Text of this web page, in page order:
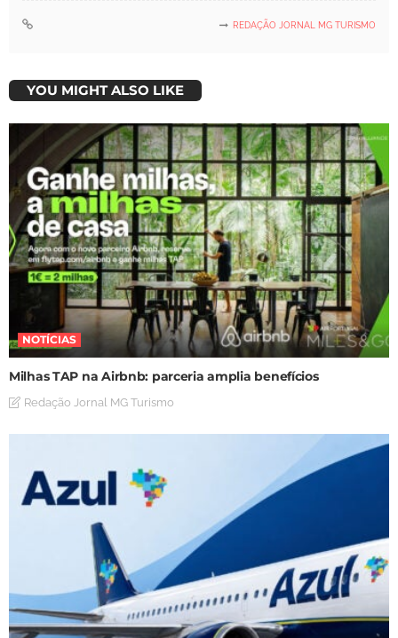
REDAÇÃO JORNAL MG TURISMO
YOU MIGHT ALSO LIKE
NOTÍCIAS
Milhas TAP na Airbnb: parceria amplia benefícios
Redação Jornal MG Turismo